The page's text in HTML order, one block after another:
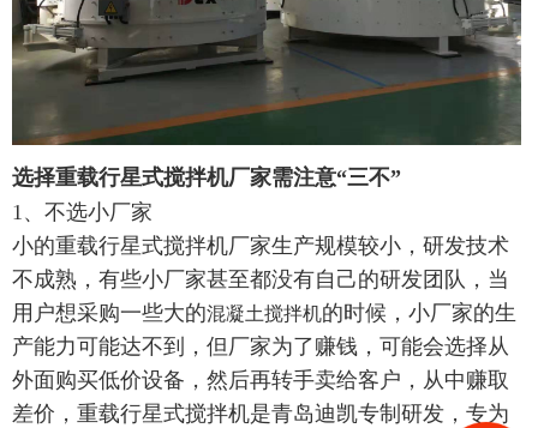
选择重载行星式搅拌机厂家需注意“三不”
1、不选小厂家
小的重载行星式搅拌机厂家生产规模较小，研发技术
不成熟，有些小厂家甚至都没有自己的研发团队，当
用户想采购一些大的混凝土搅拌机的时候，小厂家的生
产能力可能达不到，但厂家为了赚钱，可能会选择从
外面购买低价设备，然后再转手卖给客户，从中赚取
差价，重载行星式搅拌机是青岛迪凯专制研发，专为